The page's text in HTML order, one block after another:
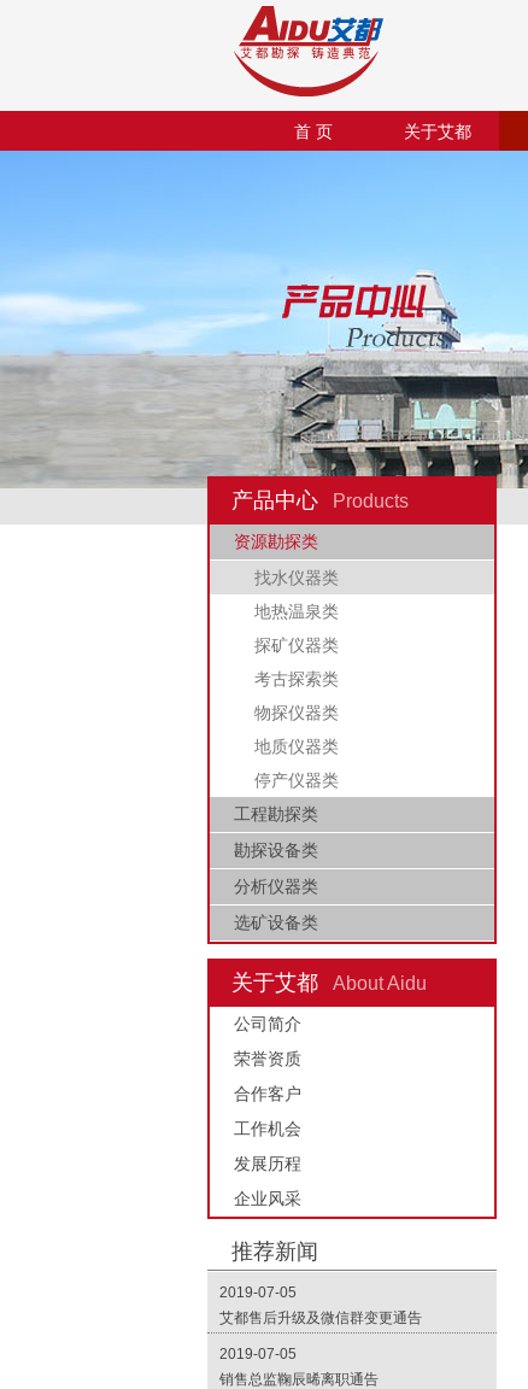
首 页 关于艾都
产品中心 Products
资源勘探类
找水仪器类
地热温泉类
探矿仪器类
考古探索类
物探仪器类
地质仪器类
停产仪器类
工程勘探类
勘探设备类
分析仪器类
选矿设备类
关于艾都 About Aidu
公司简介
荣誉资质
合作客户
工作机会
发展历程
企业风采
推荐新闻
2019-07-05
艾都售后升级及微信群变更通告
2019-07-05
销售总监鞠辰晞离职通告